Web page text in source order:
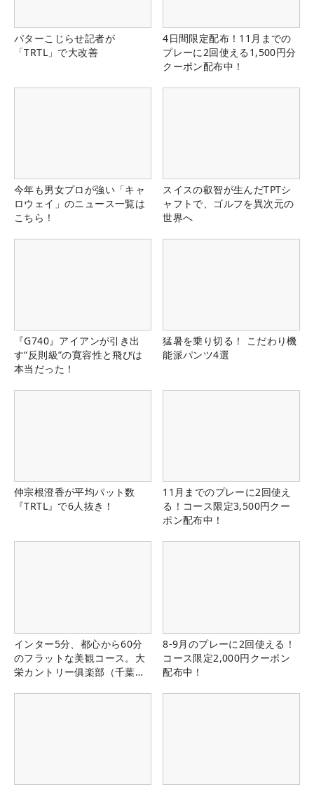
パターこじらせ記者が
「TRTL」で大改善
4日間限定配布！11月までの
プレーに2回使える1,500円分
クーポン配布中！
今年も男女プロが強い「キャ
ロウェイ」のニュース一覧は
こちら！
スイスの叡智が生んだTPTシ
ャフトで、ゴルフを異次元の
世界へ
『G740』アイアンが引き出
す“反則級”の寛容性と飛びは
本当だった！
猛暑を乗り切る！ こだわり機
能派パンツ4選
仲宗根澄香が平均パット数
『TRTL』で6人抜き！
11月までのプレーに2回使え
る！コース限定3,500円クー
ポン配布中！
インター5分、都心から60分
のフラットな美観コース。大
栄カントリー俱楽部（千葉
8-9月のプレーに2回使える！
コース限定2,000円クーポン
配布中！